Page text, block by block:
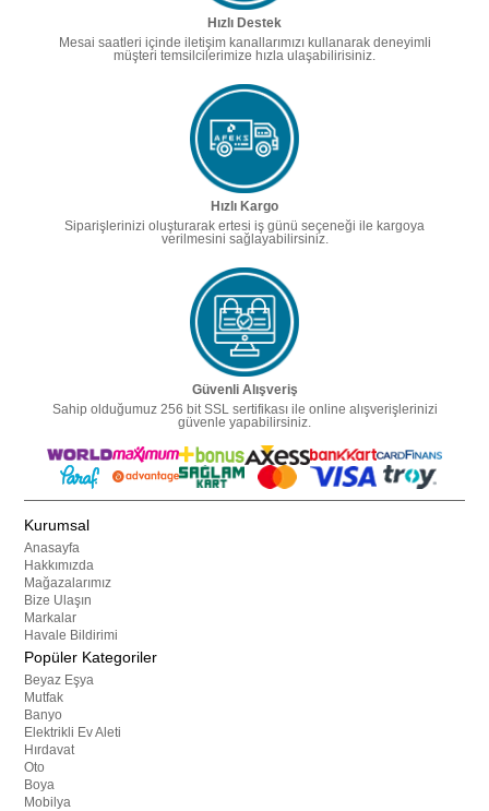
Hızlı Destek
Mesai saatleri içinde iletişim kanallarımızı kullanarak deneyimli
müşteri temsilcilerimize hızla ulaşabilirisiniz.
Hızlı Kargo
Siparişlerinizi oluşturarak ertesi iş günü seçeneği ile kargoya
verilmesini sağlayabilirsiniz.
Güvenli Alışveriş
Sahip olduğumuz 256 bit SSL sertifikası ile online alışverişlerinizi
güvenle yapabilirsiniz.
Kurumsal
Anasayfa
Hakkımızda
Mağazalarımız
Bize Ulaşın
Markalar
Havale Bildirimi
Popüler Kategoriler
Beyaz Eşya
Mutfak
Banyo
Elektrikli Ev Aleti
Hırdavat
Oto
Boya
Mobilya